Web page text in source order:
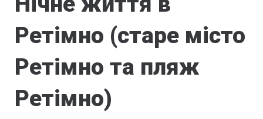
Ретімно (старе місто
Ретімно та пляж
Ретімно)